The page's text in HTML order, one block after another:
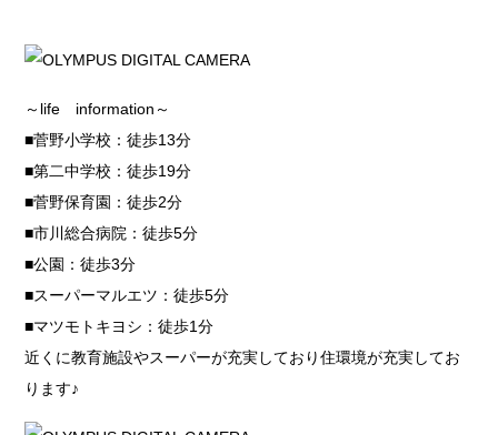
～life information～
■菅野小学校：徒歩13分
■第二中学校：徒歩19分
■菅野保育園：徒歩2分
■市川総合病院：徒歩5分
■公園：徒歩3分
■スーパーマルエツ：徒歩5分
■マツモトキヨシ：徒歩1分
近くに教育施設やスーパーが充実しており住環境が充実してお
ります♪